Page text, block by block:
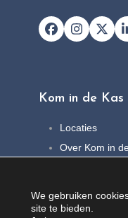
Facebook
X
Kom in de Kas
Locaties
Over Kom in
Contact
We gebruiken
site te bieden.